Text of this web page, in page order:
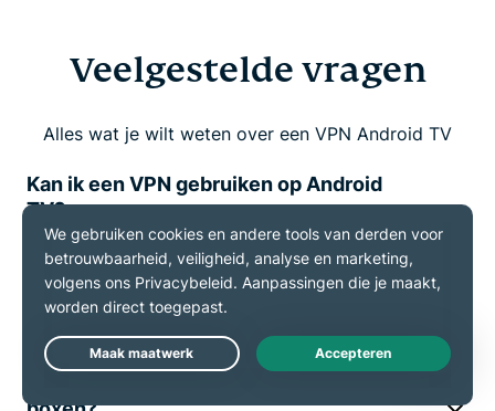
Veelgestelde vragen
Alles wat je wilt weten over een VPN Android TV
Kan ik een VPN gebruiken op Android
TV?
Heeft Android standaard VPN-
ondersteuning?
Live Chat